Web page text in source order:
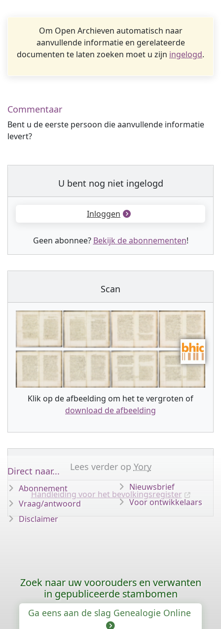
Om Open Archieven automatisch naar
aanvullende informatie en gerelateerde
documenten te laten zoeken moet u zijn ingelogd.
Commentaar
Bent u de eerste persoon die aanvullende informatie
levert?
U bent nog niet ingelogd
Inloggen
Geen abonnee? Bekijk de abonnementen!
Scan
Klik op de afbeelding om het te vergroten of
download de afbeelding
Lees verder op Yory
Handleiding voor het bevolkingsregister
Direct naar...
Abonnement
Vraag/antwoord
Disclaimer
Nieuwsbrief
Voor ontwikkelaars
Zoek naar uw voorouders en verwanten
in gepubliceerde stambomen
Ga eens aan de slag Genealogie Online